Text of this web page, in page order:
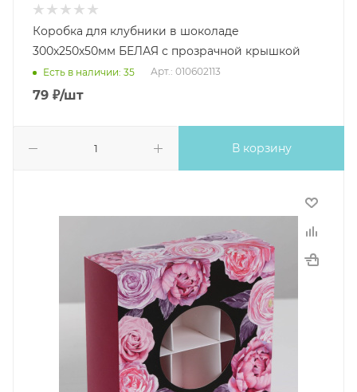
Коробка для клубники в шоколаде
300х250х50мм БЕЛАЯ с прозрачной крышкой
Есть в наличии: 35 Арт.: 010602113
79 ₽/шт
В корзину